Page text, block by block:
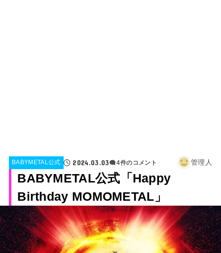
BABYMETAL公式 2024.03.03 4件のコメント 管理人
BABYMETAL公式「Happy
Birthday MOMOMETAL」